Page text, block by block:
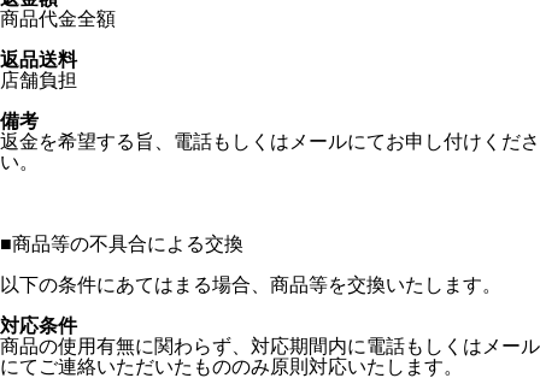
商品代金全額
返品送料
店舗負担
備考
返金を希望する旨、電話もしくはメールにてお申し付けくださ
い。
■商品等の不具合による交換
以下の条件にあてはまる場合、商品等を交換いたします。
対応条件
商品の使用有無に関わらず、対応期間内に電話もしくはメール
にてご連絡いただいたもののみ原則対応いたします。